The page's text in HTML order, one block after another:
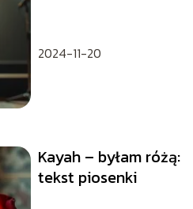
2024-11-20
Kayah – byłam różą:
tekst piosenki